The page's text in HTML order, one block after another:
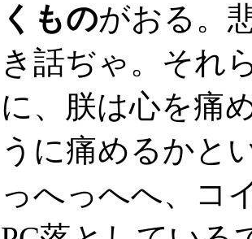
くものがおる。
き話ぢゃ。それ
に、朕は心を痛
うに痛めるかと
っへっへへ、コ